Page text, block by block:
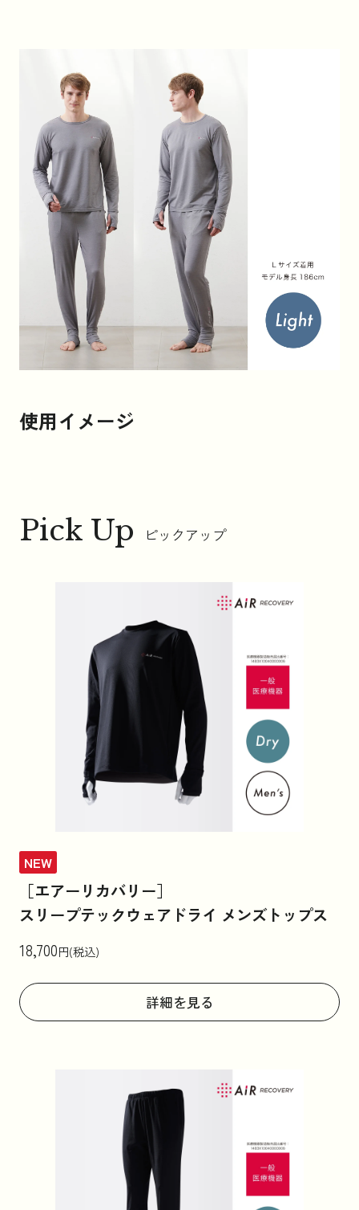
使用イメージ
Pick Up ピックアップ
NEW
［エアーリカバリー］
スリープテックウェアドライ メンズトップス
18,700円(税込)
詳細を見る